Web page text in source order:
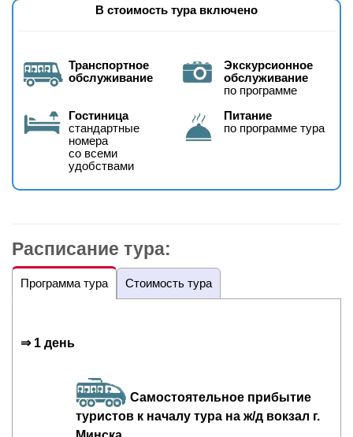
В стоимость тура включено
Транспортное
обслуживание
Экскурсионное
обслуживание
по программе
Гостиница
стандартные
номера
со всеми
удобствами
Питание
по программе тура
Расписание тура:
Программа тура Стоимость тура
⇒ 1 день
Самостоятельное прибытие
туристов к началу тура на ж/д вокзал г.